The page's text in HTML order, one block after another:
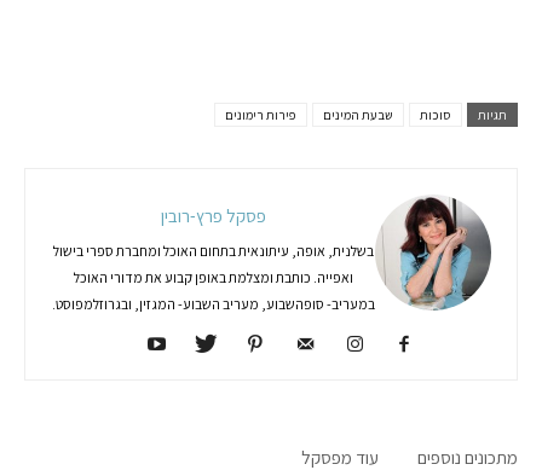
תגיות סוכות שבעת המינים פירות רימונים
פסקל פרץ-רובין
בשלנית, אופה, עיתונאית בתחום האוכל ומחברת ספרי בישול
ואפייה. כותבת ומצלמת באופן קבוע את מדורי האוכל
במעריב- סופהשבוע, מעריב השבוע- המגזין, ובגרוזלמפוסט.
מתכונים נוספים עוד מפסקל